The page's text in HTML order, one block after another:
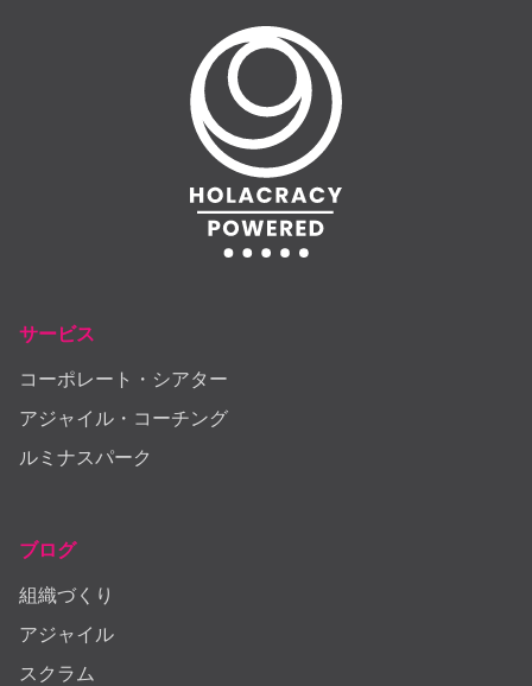
サービス
コーポレート・シアター
アジャイル・コーチング
ルミナスパーク
ブログ
組織づくり
アジャイル
スクラム